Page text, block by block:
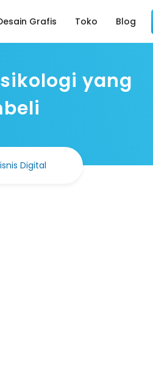
Grafis Toko Blog
yang
Digital